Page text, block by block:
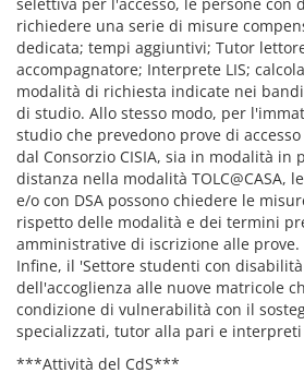
richiedere una serie di misure
dedicata; tempi aggiuntivi; Tutor
accompagnatore; Interprete LIS;
modalità di richiesta indicate nei
di studio. Allo stesso modo, per
studio che prevedono prove di
dal Consorzio CISIA, sia in modalità in
distanza nella modalità TOLC@CASA,
e/o con DSA possono chiedere le
rispetto delle modalità e dei termini
amministrative di iscrizione alle prove.
Infine, il 'Settore studenti con disabilità
dell'accoglienza alle nuove matricole
condizione di vulnerabilità con il
specializzati, tutor alla pari e interpreti
***Attività del CdS***